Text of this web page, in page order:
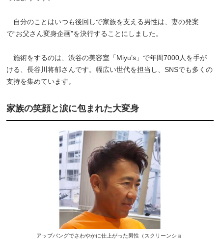
自分のことはいつも後回しで家族を支える男性は、妻の発案
で“お父さん変身企画”を決行することにしました。
施術をするのは、渋谷の美容室「Miyu’s」で年間7000人を手が
ける、長谷川将郁さんです。幅広い世代を担当し、SNSでも多くの
支持を集めています。
家族の笑顔と涙に包まれた大変身
アップバングでさわやかに仕上がった男性（スクリーンショ